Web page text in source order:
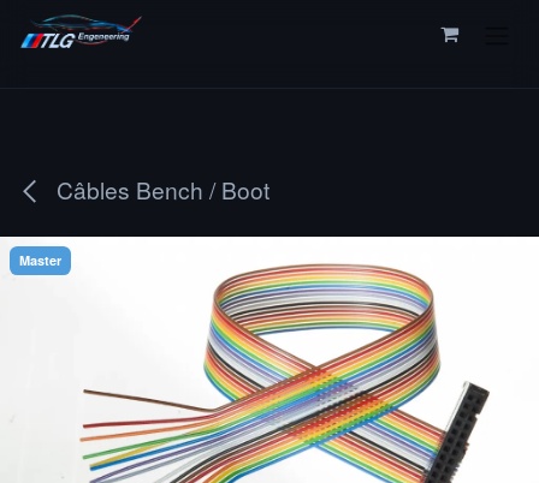
Se rendre au contenu
Câbles Bench / Boot
Master